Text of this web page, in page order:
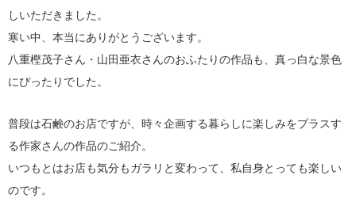
しいただきました。
寒い中、本当にありがとうございます。
八重樫茂子さん・山田亜衣さんのおふたりの作品も、真っ白な景色
にぴったりでした。
普段は石鹸のお店ですが、時々企画する暮らしに楽しみをプラスす
る作家さんの作品のご紹介。
いつもとはお店も気分もガラリと変わって、私自身とっても楽しい
のです。